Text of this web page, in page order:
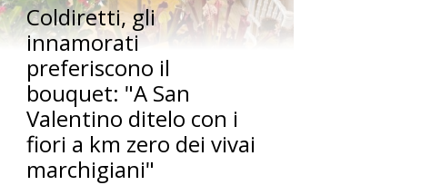
Coldiretti, gli
innamorati
preferiscono il
bouquet: "A San
Valentino ditelo con i
fiori a km zero dei vivai
marchigiani"